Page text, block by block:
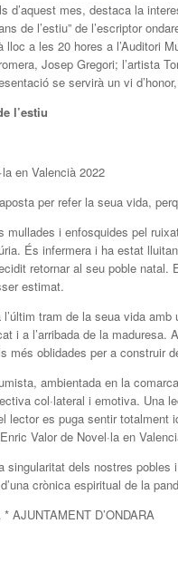
d’aquest mes, destaca la
de l’estiu” de l’escriptor
a les 20 hores a l’Auditori
Josep Gregori; l’artista
se servirà un vi
l’estiu
en Valencià 2022
per refer la seua vida,
mullades i enfosquides pel
És infermera i ha estat
retornar al seu poble
estimat.
tram de la seua vida
i a l’arribada de la
més oblidades per a construir
ambientada en la
col·lateral i emotiva. Una
lector es puga sentir
Valor de Novel·la en
singularitat dels nostres
crònica espiritual de la
AJUNTAMENT D’ONDARA